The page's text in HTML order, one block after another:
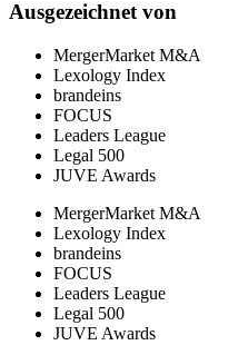
Ausgezeichnet von
MergerMarket M&A
Lexology Index
brandeins
FOCUS
Leaders League
Legal 500
JUVE Awards
MergerMarket M&A
Lexology Index
brandeins
FOCUS
Leaders League
Legal 500
JUVE Awards